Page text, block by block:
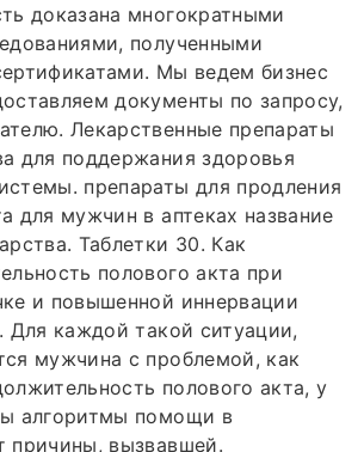
доказана многократными
полученными
Мы ведем бизнес
документы по запросу,
Лекарственные препараты
для поддержания здоровья
препараты для продления
для мужчин в аптеках название
Таблетки 30. Как
полового акта при
и повышенной иннервации
Для каждой такой ситуации,
мужчина с проблемой, как
полового акта, у
алгоритмы помощи в
причины, вызвавшей.